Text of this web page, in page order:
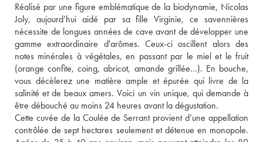
Réalisé par une figure emblématique de la biodynamie, Nicolas
Joly, aujourd’hui aidé par sa fille Virginie, ce savennières
nécessite de longues années de cave avant de développer une
gamme extraordinaire d'arômes. Ceux-ci oscillent alors des
notes minérales à végétales, en passant par le miel et le fruit
(orange confite, coing, abricot, amande grillée…). En bouche,
vous décèlerez une matière ample et épurée qui livre de la
salinité et de beaux amers. Voici un vin unique, qui demande à
être débouché au moins 24 heures avant la dégustation.
Cette cuvée de la Coulée de Serrant provient d’une appellation
contrôlée de sept hectares seulement et détenue en monopole.